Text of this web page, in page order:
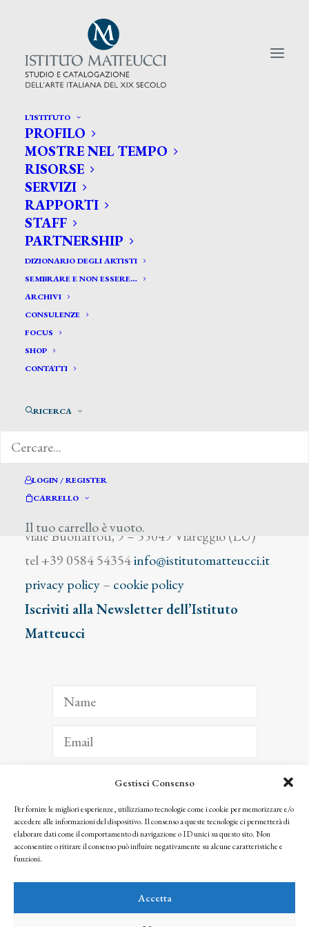
Gestisci Consenso
Per fornire le migliori esperienze, utilizziamo tecnologie come i cookie per memorizzare e/o
accedere alle informazioni del dispositivo. Il consenso a queste tecnologie ci permetterà di
elaborare dati come il comportamento di navigazione o ID unici su questo sito. Non
acconsentire o ritirare il consenso può influire negativamente su alcune caratteristiche e
funzioni.
Accetta
L’ISTITUTO
PROFILO
MOSTRE NEL TEMPO
RISORSE
SERVIZI
RAPPORTI
STAFF
PARTNERSHIP
DIZIONARIO DEGLI ARTISTI
SEMBRARE E NON ESSERE…
ARCHIVI
CONSULENZE
FOCUS
SHOP
CONTATTI
RICERCA
LOGIN / REGISTER
CARRELLO
Il tuo carrello è vuoto.
CERCA TRA GLI ARTISTI:
Search
for:
Zinnato S.
viale Buonarroti, 9 – 55049 Viareggio (LU)
tel +39 0584 54354info@istitutomatteucci.it
privacy policy– cookie policy
Iscriviti alla Newsletter dell’Istituto
Matteucci
ISCRIVITI
Facendo clic per iscriverti, riconosci che le tue informazioni saranno trattate
seguendo la nostra Privacy Policy
© 2025 Istituto Matteucci. All right reserved
l’autorizzazione scritta dei proprietari dei diritti e dell’Istituto Matteucci